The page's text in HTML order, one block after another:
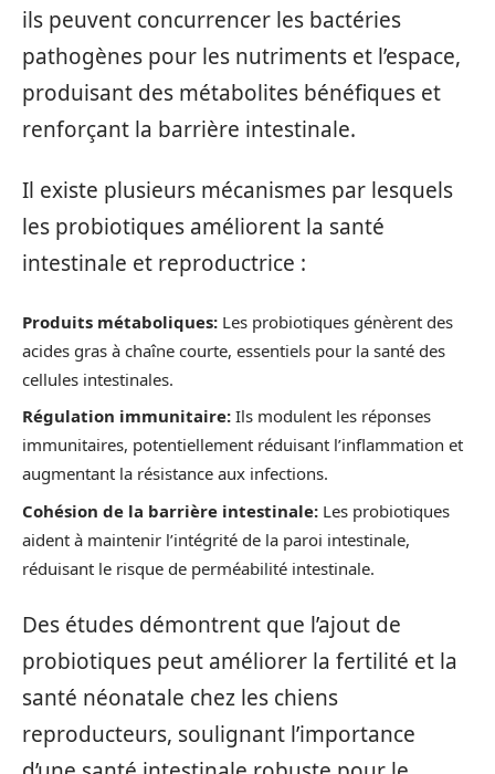
ils peuvent concurrencer les bactéries
pathogènes pour les nutriments et l’espace,
produisant des métabolites bénéfiques et
renforçant la barrière intestinale.
Il existe plusieurs mécanismes par lesquels
les probiotiques améliorent la santé
intestinale et reproductrice :
Produits métaboliques: Les probiotiques génèrent des
acides gras à chaîne courte, essentiels pour la santé des
cellules intestinales.
Régulation immunitaire: Ils modulent les réponses
immunitaires, potentiellement réduisant l’inflammation et
augmentant la résistance aux infections.
Cohésion de la barrière intestinale: Les probiotiques
aident à maintenir l’intégrité de la paroi intestinale,
réduisant le risque de perméabilité intestinale.
Des études démontrent que l’ajout de
probiotiques peut améliorer la fertilité et la
santé néonatale chez les chiens
reproducteurs, soulignant l’importance